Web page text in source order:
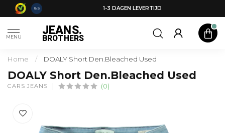
8.5 1-3 DAGEN LEVERTIJD
MENU JEANS.
BROTHERS
Home / DOALY Short Den.Bleached Used
DOALY Short Den.Bleached Used
CARS JEANS (0)